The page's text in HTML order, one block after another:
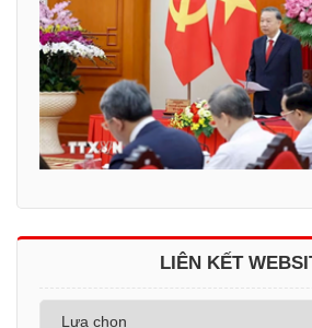
LIÊN KẾT